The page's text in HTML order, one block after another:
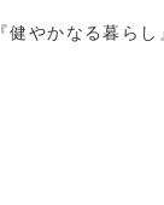
『健やかなる暮ら